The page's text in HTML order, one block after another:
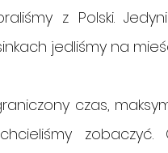
z Polski.
jedliśmy na
czas,
zobaczyć.